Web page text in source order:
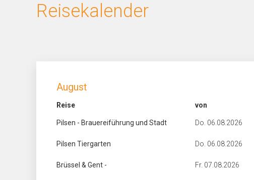
Reisekalender
August
Reise von
Pilsen - Brauereiführung und Stadt Do. 06.08.2026
Pilsen Tiergarten Do. 06.08.2026
Brüssel & Gent - Fr. 07.08.2026